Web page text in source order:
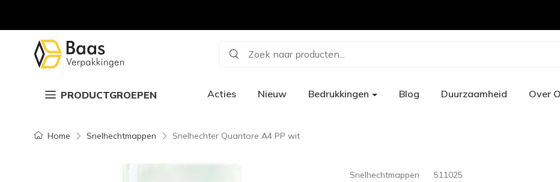
Zoek naar producten...
PRODUCTGROEPEN Acties Nieuw Bedrukkingen Blog Duurzaamheid Over
Home Snelhechtmappen Snelhechter Quantore A4 PP wit
Snelhechtmappen 511025